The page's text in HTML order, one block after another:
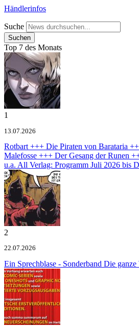
Händlerinfos
Suche
Top 7 des Monats
1
13.07.2026
Rotbart +++ Die Piraten von Barataria
Malefosse +++ Der Gesang der Runen
u.a. All Verlag: Programm Juli 2026 bis
2
22.07.2026
Ein Sprechblase - Sonderband Die ganze